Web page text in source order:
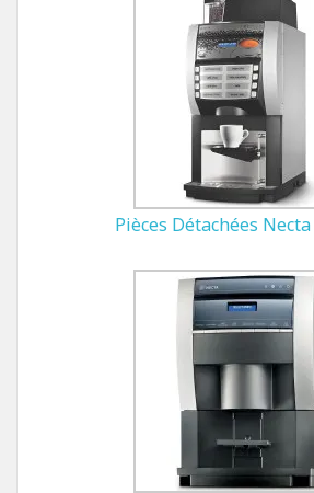
Pièces Détachées